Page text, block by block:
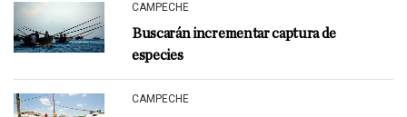
CAMPECHE
Buscarán incrementar captura de
especies
CAMPECHE